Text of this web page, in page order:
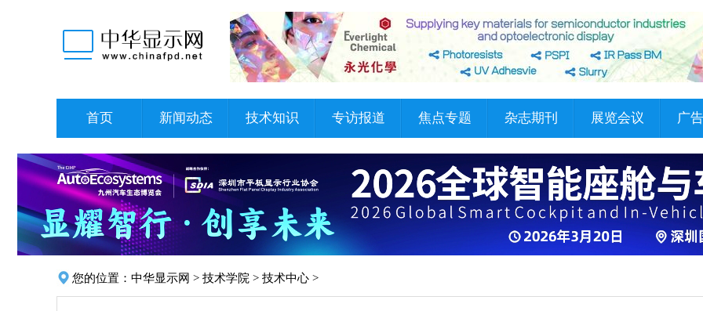
首页 新闻动态 技术知识 专访报道 焦点专题 杂志期刊 展览会议 广
您的位置： 中华显示网 > 技术学院 > 技术中心 >